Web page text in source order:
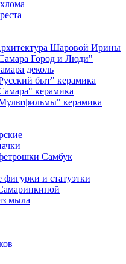
Шаровой Ирины
Город и Люди"
деколь
быт" керамика
керамика
керамика
Самбук
фигурки и статуэтки
мыла